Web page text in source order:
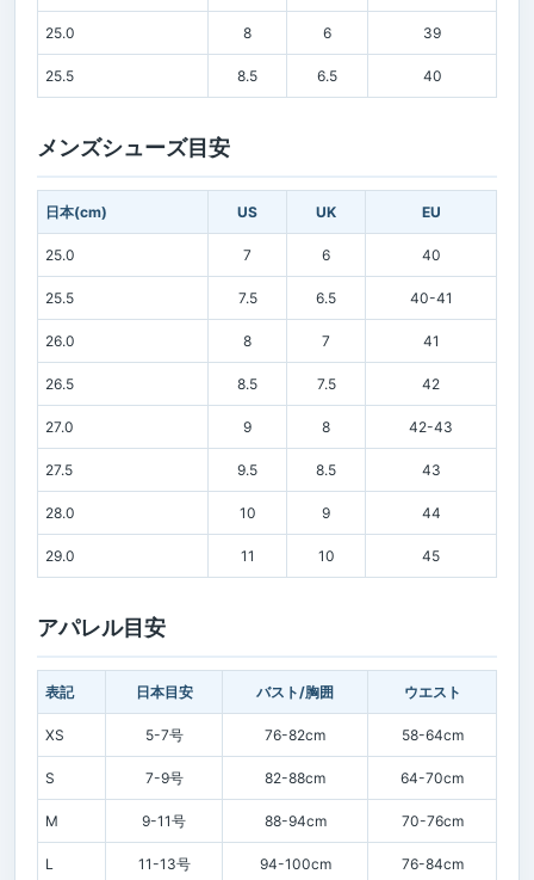
25.0 8 6 39
25.5 8.5 6.5 40
メンズシューズ目安
日本(cm) US UK EU
25.0 7 6 40
25.5 7.5 6.5 40-41
26.0 8 7 41
26.5 8.5 7.5 42
27.0 9 8 42-43
27.5 9.5 8.5 43
28.0 10 9 44
29.0 11 10 45
アパレル目安
表記 日本目安 バスト/胸囲 ウエスト
XS 5-7号 76-82cm 58-64cm
S 7-9号 82-88cm 64-70cm
M 9-11号 88-94cm 70-76cm
L 11-13号 94-100cm 76-84cm